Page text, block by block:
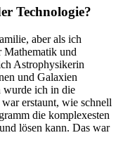
Technologie?
aber als ich
Mathematik und
Astrophysikerin
und Galaxien
wurde ich in die
erstaunt, wie schnell
die komplexesten
lösen kann. Das war